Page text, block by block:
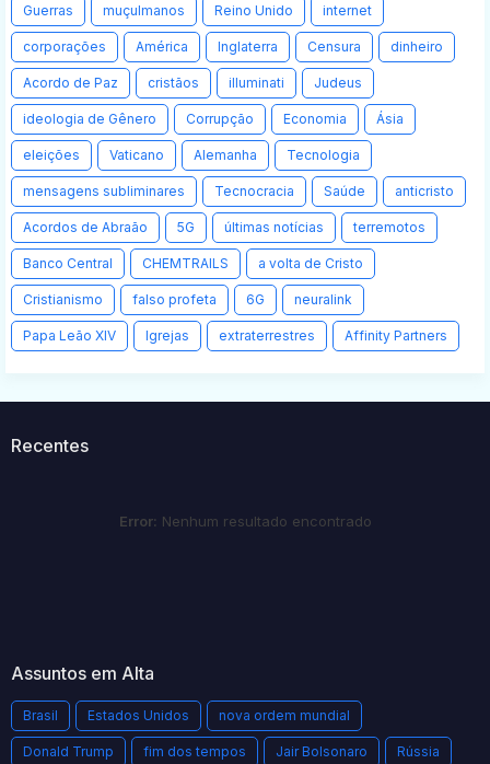
Guerras muçulmanos Reino Unido internet
corporações América Inglaterra Censura dinheiro
Acordo de Paz cristãos illuminati Judeus
ideologia de Gênero Corrupção Economia Ásia
eleições Vaticano Alemanha Tecnologia
mensagens subliminares Tecnocracia Saúde anticristo
Acordos de Abraão 5G últimas notícias terremotos
Banco Central CHEMTRAILS a volta de Cristo
Cristianismo falso profeta 6G neuralink
Papa Leão XIV Igrejas extraterrestres Affinity Partners
Recentes
Error: Nenhum resultado encontrado
Assuntos em Alta
Brasil Estados Unidos nova ordem mundial
Donald Trump fim dos tempos Jair Bolsonaro Rússia